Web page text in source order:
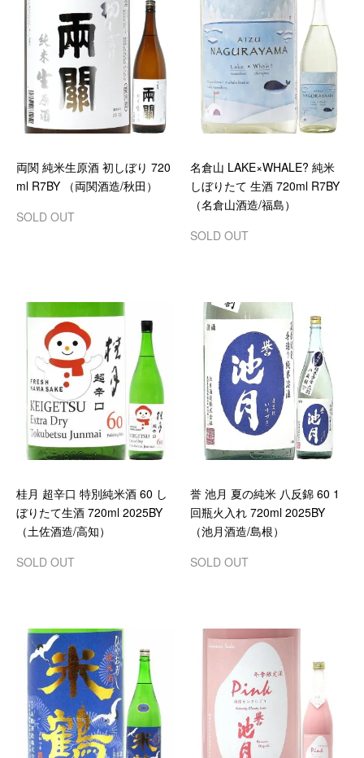
両関 純米生原酒 初しぼり 720
ml R7BY （両関酒造/秋田）
SOLD OUT
名倉山 LAKE×WHALE? 純米
しぼりたて 生酒 720ml R7BY
（名倉山酒造/福島）
SOLD OUT
桂月 超辛口 特別純米酒 60 し
ぼりたて生酒 720ml 2025BY
（土佐酒造/高知）
SOLD OUT
誉 池月 夏の純米 八反錦 60 1
回瓶火入れ 720ml 2025BY
（池月酒造/島根）
SOLD OUT